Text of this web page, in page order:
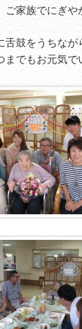
ご家族でにぎや
舌鼓をうちな
までもお元気で